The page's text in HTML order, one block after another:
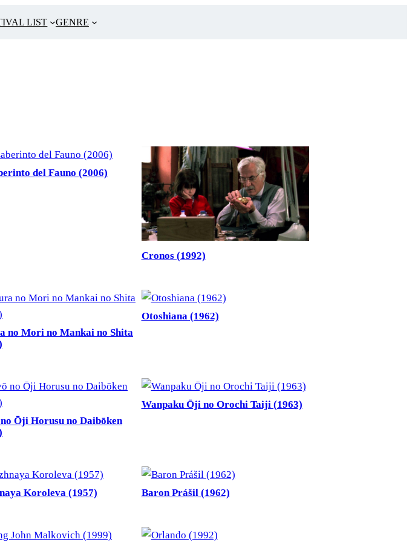
LIST GENRE
del Fauno (2006)
Cronos (1992)
no Mori no Mankai no Shita
Otoshiana (1962)
Ōji Horusu no Daibōken
Wanpaku Ōji no Orochi Taiji (1963)
Koroleva (1957) Baron Prášil (1962)